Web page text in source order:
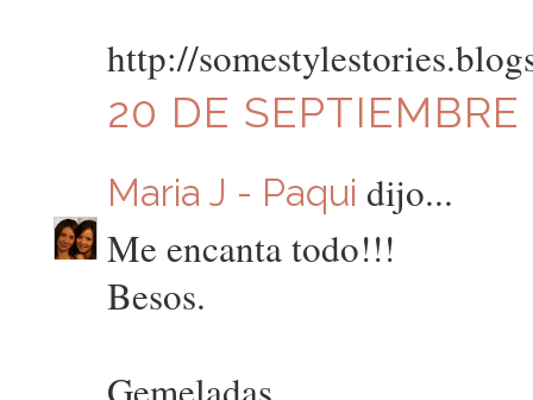
http://
20 DE
Maria J - Paqui dijo...
Me encanta todo!!!
Besos.